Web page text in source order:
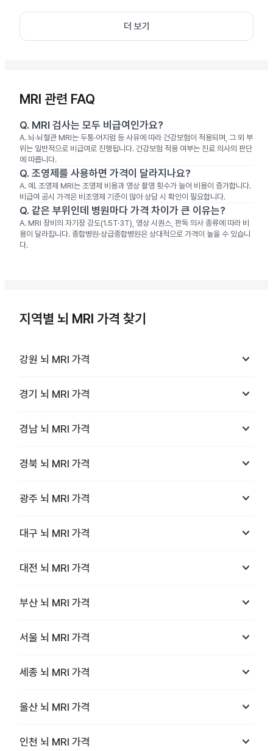
더 보기
MRI 관련 FAQ
Q. MRI 검사는 모두 비급여인가요?
A. 뇌·뇌혈관 MRI는 두통·어지럼 등 사유에 따라 건강보험이 적용되며, 그 외 부
위는 일반적으로 비급여로 진행됩니다. 건강보험 적용 여부는 진료 의사의 판단
에 따릅니다.
Q. 조영제를 사용하면 가격이 달라지나요?
A. 예. 조영제 MRI는 조영제 비용과 영상 촬영 횟수가 늘어 비용이 증가합니다.
비급여 공시 가격은 비조영제 기준이 많아 상담 시 확인이 필요합니다.
Q. 같은 부위인데 병원마다 가격 차이가 큰 이유는?
A. MRI 장비의 자기장 강도(1.5T·3T), 영상 시퀀스, 판독 의사 종류에 따라 비
용이 달라집니다. 종합병원·상급종합병원은 상대적으로 가격이 높을 수 있습니
다.
지역별 뇌 MRI 가격 찾기
강원 뇌 MRI 가격 keyboard_arrow_down
경기 뇌 MRI 가격 keyboard_arrow_down
경남 뇌 MRI 가격 keyboard_arrow_down
경북 뇌 MRI 가격 keyboard_arrow_down
광주 뇌 MRI 가격 keyboard_arrow_down
대구 뇌 MRI 가격 keyboard_arrow_down
대전 뇌 MRI 가격 keyboard_arrow_down
부산 뇌 MRI 가격 keyboard_arrow_down
서울 뇌 MRI 가격 keyboard_arrow_down
세종 뇌 MRI 가격 keyboard_arrow_down
울산 뇌 MRI 가격 keyboard_arrow_down
인천 뇌 MRI 가격 keyboard_arrow_down